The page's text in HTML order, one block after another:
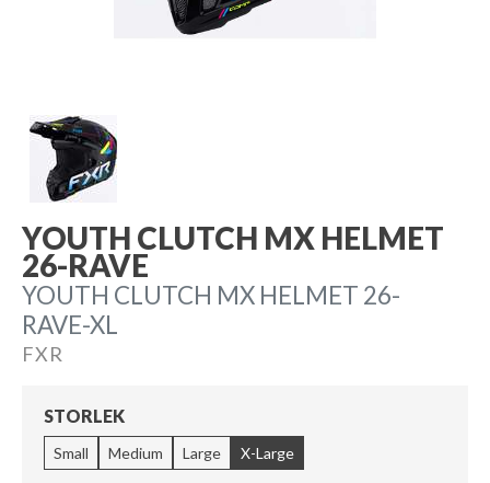
YOUTH CLUTCH MX HELMET
26-RAVE
YOUTH CLUTCH MX HELMET 26-
RAVE-XL
FXR
STORLEK
Small Medium Large X-Large